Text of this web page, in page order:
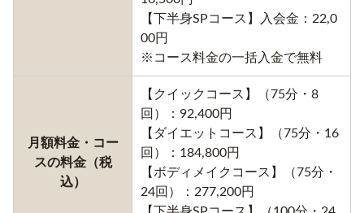
【下半身SPコース】入会金：22,0
00円
※コース料金の一括入金で無料
月額料金・コー
スの料金（税
込）
【クイックコース】（75分・8
回）：92,400円
【ダイエットコース】（75分・16
回）：184,800円
【ボディメイクコース】（75分・
24回）：277,200円